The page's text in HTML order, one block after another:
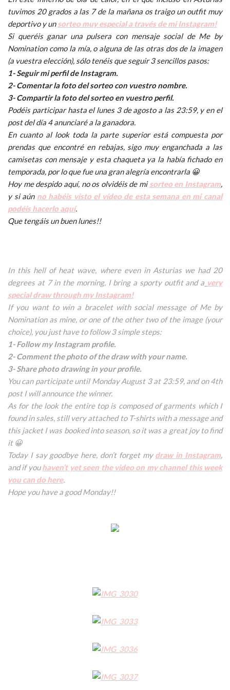
tuvimos 20 grados a las 7 de la mañana os traigo un outfit muy
deportivo y unsorteo muy especial a través de mi Instagram!
Si queréis ganar una pulsera con mensaje social de Me by
Nomination como la mía, o alguna de las otras dos de la imagen
(a vuestra elección), sólo tenéis que seguir 3 sencillos pasos:
1- Seguir mi perfil de Instagram.
2- Comentar la foto del sorteo con vuestro nombre.
3- Compartir la foto del sorteo en vuestro perfil.
Podéis participar hasta el lunes 3 de agosto a las 23:59, y en el
post del día 4 anunciaré a la ganadora.
En cuanto al look toda la parte superior está compuesta por
prendas que encontré en rebajas, sigo muy enganchada a las
camisetas con mensaje y esta chaqueta ya la había fichado en
temporada, por lo que fue una gran alegría encontrarla 😀
Hoy me despido aquí, no os olvidéis de misorteo en Instagram,
y si aún no habéis visto el vídeo de esta semana en mi canal
podéis hacerlo aquí.
Que tengáis un buen lunes!!
In this hell of heat wave, where even in Asturias we had 20
degrees at 7 in the morning, I bring a sporty outfit and a very
special draw through my Instagram!
If you want to win a bracelet with social message of Me by
Nomination as mine, or one of the other two of the image (your
choice), you just have to follow 3 simple steps:
1- Follow my Instagram profile.
2- Comment the photo of the draw with your name.
3- Share photo drawing in your profile.
You can participate until Monday August 3 at 23:59, and on 4th
post I will announce the winner.
As for the look the entire top is composed of garments which I
found in sales, still very attached to T-shirts with a message and
this jacket I was booked into season, so it was a great joy to find
it 😀
Today I say goodbye here, don’t forget my draw in Instagram,
and if youhaven’t yet seen the video on my channel this week
you can do here.
Hope you have a good Monday!!